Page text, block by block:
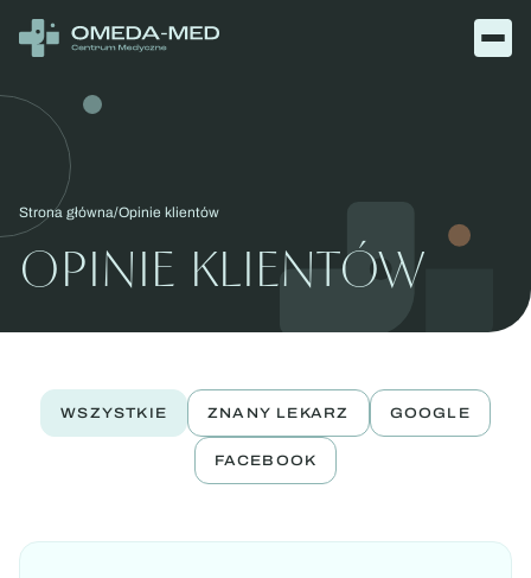
Strona główna Opinie klientów
OPINIE KLIENTÓW
WSZYSTKIE ZNANY LEKARZ GOOGLE
FACEBOOK